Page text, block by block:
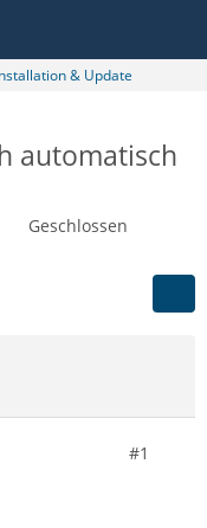
& Update
automatisch
Geschlossen
#1